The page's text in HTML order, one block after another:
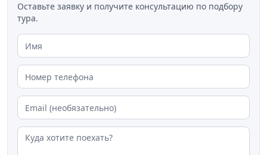
Оставьте заявку и получите консультацию по подбору
тура.